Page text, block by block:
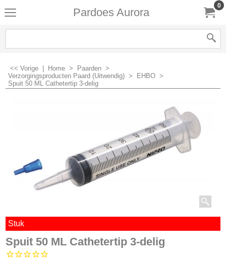
Pardoes Aurora
0
<< Vorige Home > Paarden >
Verzorgingsproducten Paard (Uitwendig) > EHBO >
Spuit 50 ML Cathetertip 3-delig
Stuk
Spuit 50 ML Cathetertip 3-delig